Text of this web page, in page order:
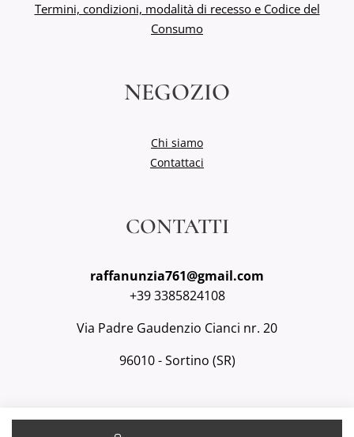
Termini, condizioni, modalità di recesso e Codice del
Consumo
NEGOZIO
Chi siamo
Contattaci
CONTATTI
raffanunzia761@gmail.com
+39 3385824108
Via Padre Gaudenzio Cianci nr. 20
96010 - Sortino (SR)